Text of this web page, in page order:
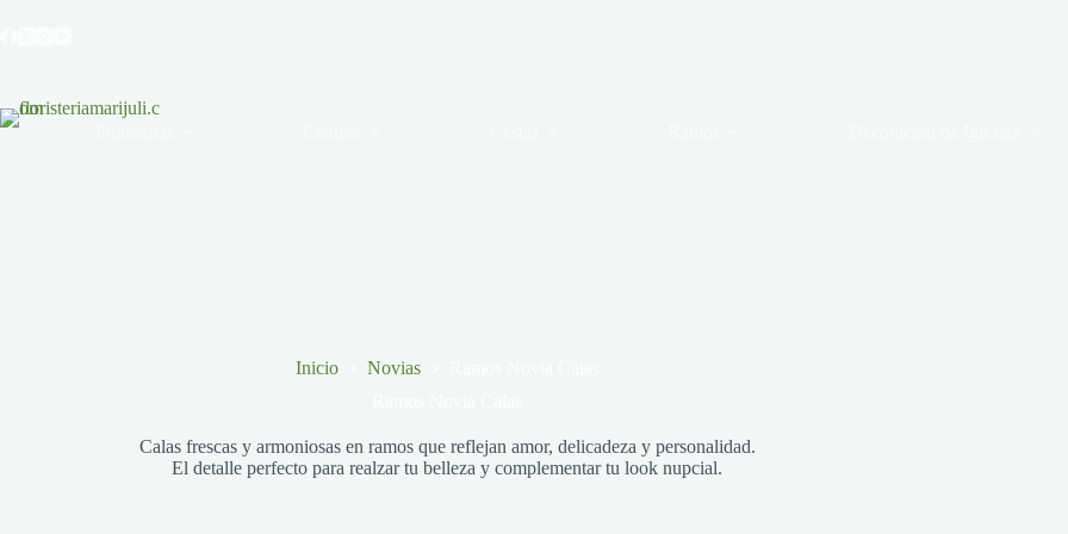
Inicio Novias
Calas frescas y armoniosas en ramos que reflejan amor, delicadeza y personalidad.
El detalle perfecto para realzar tu belleza y complementar tu look nupcial.